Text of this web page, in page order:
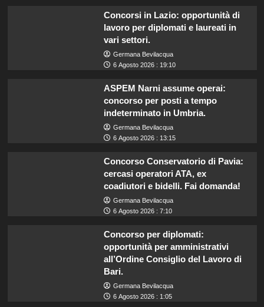
Concorsi in Lazio: opportunità di
lavoro per diplomati e laureati in
vari settori.
Germana Bevilacqua
6 Agosto 2026 : 19:10
ASPEM Narni assume operai:
concorso per posti a tempo
indeterminato in Umbria.
Germana Bevilacqua
6 Agosto 2026 : 13:15
Concorso Conservatorio di Pavia:
cercasi operatori ATA, ex
coadiutori e bidelli. Fai domanda!
Germana Bevilacqua
6 Agosto 2026 : 7:10
Concorso per diplomati:
opportunità per amministrativi
all’Ordine Consiglio del Lavoro di
Bari.
Germana Bevilacqua
6 Agosto 2026 : 1:05